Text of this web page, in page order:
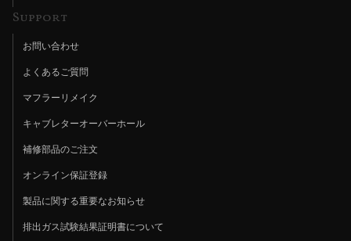
Support
お問い合わせ
よくあるご質問
マフラーリメイク
キャブレターオーバーホール
補修部品のご注文
オンライン保証登録
製品に関する重要なお知らせ
排出ガス試験結果証明書について